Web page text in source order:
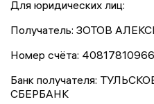
Для юридических лиц:
Получатель: ЗОТОВ
Номер счёта:
Банк получателя:
СБЕРБАНК